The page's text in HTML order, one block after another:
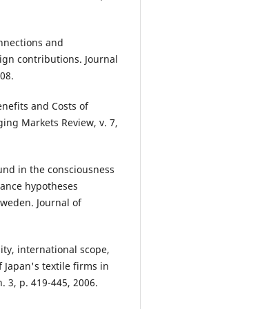
and
contributions. Journal
and Costs of
Markets Review, v. 7,
in the consciousness
hypotheses
Journal of
international scope,
textile firms in
3, p. 419-445, 2006.